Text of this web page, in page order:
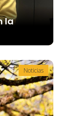
la
Noticias